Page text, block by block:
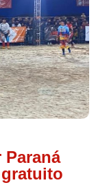
Paraná